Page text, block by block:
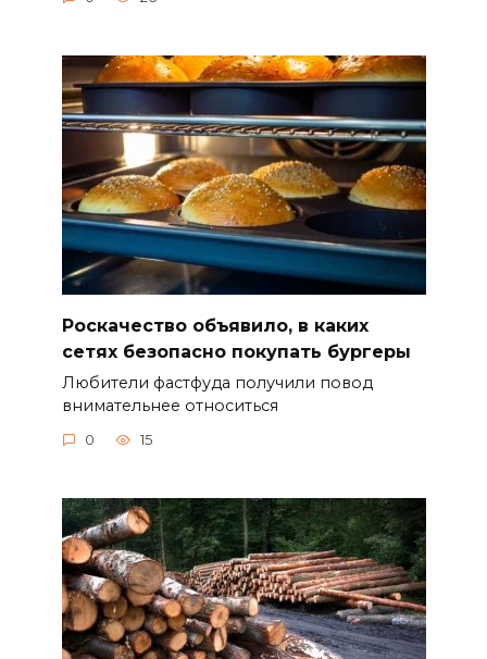
Роскачество объявило, в каких
сетях безопасно покупать бургеры
Любители фастфуда получили повод
внимательнее относиться
0 15